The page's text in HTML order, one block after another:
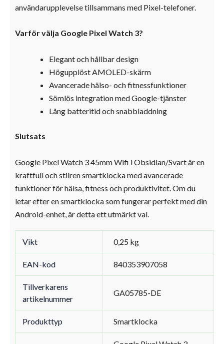
användarupplevelse tillsammans med Pixel-telefoner.
Varför välja Google Pixel Watch 3?
Elegant och hållbar design
Högupplöst AMOLED-skärm
Avancerade hälso- och fitnessfunktioner
Sömlös integration med Google-tjänster
Lång batteritid och snabbladdning
Slutsats
Google Pixel Watch 3 45mm Wifi i Obsidian/Svart är en
kraftfull och stilren smartklocka med avancerade
funktioner för hälsa, fitness och produktivitet. Om du
letar efter en smartklocka som fungerar perfekt med din
Android-enhet, är detta ett utmärkt val.
Vikt 0,25 kg
EAN-kod 840353907058
Tillverkarens
artikelnummer
GA05785-DE
Produkttyp Smartklocka